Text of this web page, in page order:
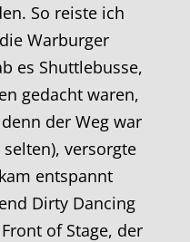
So reiste ich
Warburger
es Shuttlebusse,
gedacht waren,
der Weg war
versorgte
entspannt
Dirty Dancing
of Stage, der